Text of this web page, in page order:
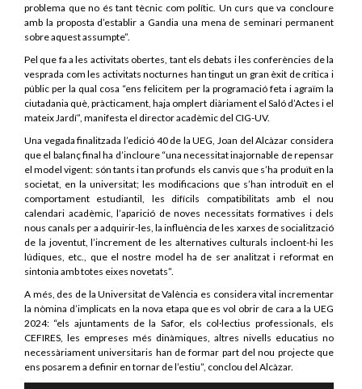
problema que no és tant tècnic com polític. Un curs que va concloure
amb la proposta d’establir a Gandia una mena de seminari permanent
sobre aquest assumpte”.
Pel que fa a les activitats obertes, tant els debats i les conferències de la
vesprada com les activitats nocturnes han tingut un gran èxit de crítica i
públic per la qual cosa “ens felicitem per la programació feta i agraïm la
ciutadania què, pràcticament, haja omplert diàriament el Saló d’Actes i el
mateix Jardí”, manifesta el director acadèmic del CIG-UV.
Una vegada finalitzada l’edició 40 de la UEG, Joan del Alcàzar considera
que el balanç final ha d’incloure “una necessitatinajornable de repensar
el model vigent: són tants i tan profunds els canvis que s’ha produït en la
societat, en la universitat; les modificacions que s’han introduït en el
comportament estudiantil, les difícils compatibilitats amb el nou
calendari acadèmic, l’aparició de noves necessitats formatives i dels
nous canals per a adquirir-les, la influència de les xarxes de socialització
de la joventut, l’increment de les alternatives culturals incloent-hi les
lúdiques, etc., que el nostre model ha de ser analitzat i reformat en
sintonia amb totes eixes novetats”.
A més, des de la Universitat de València es considera vital incrementar
la nòmina d’implicats en la nova etapa que es vol obrir de cara a la UEG
2024: “els ajuntaments de la Safor, els col·lectius professionals, els
CEFIRES, les empreses més dinàmiques, altres nivells educatius no
necessàriament universitaris han de formar part del nou projecte que
ens posarem a definir en tornar de l’estiu”, conclou del Alcàzar.